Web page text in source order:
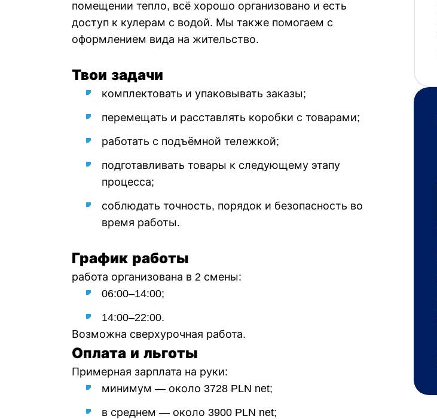
помещении тепло, всё хорошо организовано и есть
доступ к кулерам с водой. Мы также помогаем с
оформлением вида на жительство.
Твои задачи
комплектовать и упаковывать заказы;
перемещать и расставлять коробки с товарами;
работать с подъёмной тележкой;
подготавливать товары к следующему этапу
процесса;
соблюдать точность, порядок и безопасность во
время работы.
График работы
работа организована в 2 смены:
06:00–14:00;
14:00–22:00.
Возможна сверхурочная работа.
Оплата и льготы
Примерная зарплата на руки:
минимум — около 3728 PLN net;
в среднем — около 3900 PLN net;